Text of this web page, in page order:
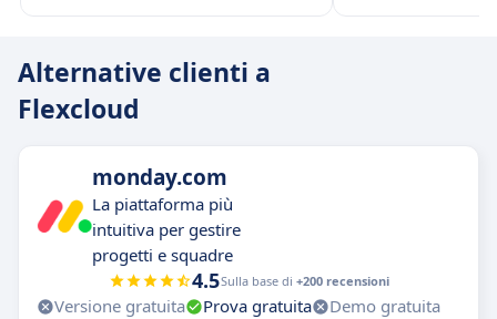
Alternative clienti a
Flexcloud
monday.com
La piattaforma più
intuitiva per gestire
progetti e squadre
4.5Sulla base di +200 recensioni
Versione gratuita Prova gratuita
Demo gratuita